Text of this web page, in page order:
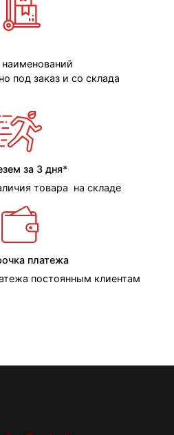
под заказ и со склада
за 3 дня*
товара на складе
платежа
постоянным клиентам